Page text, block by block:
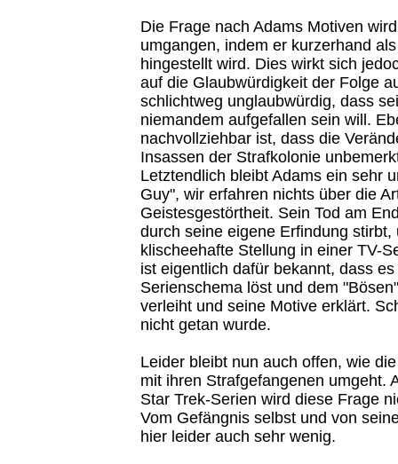
Die Frage nach Adams Motiven
umgangen, indem er kurzerhand
hingestellt wird. Dies wirkt sich
auf die Glaubwürdigkeit der Folge
schlichtweg unglaubwürdig, dass
niemandem aufgefallen sein will.
nachvollziehbar ist, dass die
Insassen der Strafkolonie
Letztendlich bleibt Adams ein sehr
Guy", wir erfahren nichts über die
Geistesgestörtheit. Sein Tod am
durch seine eigene Erfindung
klischeehafte Stellung in einer TV-
ist eigentlich dafür bekannt, dass
Serienschema löst und dem
verleiht und seine Motive erklärt.
nicht getan wurde.
Leider bleibt nun auch offen, wie
mit ihren Strafgefangenen umgeht.
Star Trek-Serien wird diese Frage
Vom Gefängnis selbst und von
hier leider auch sehr wenig.